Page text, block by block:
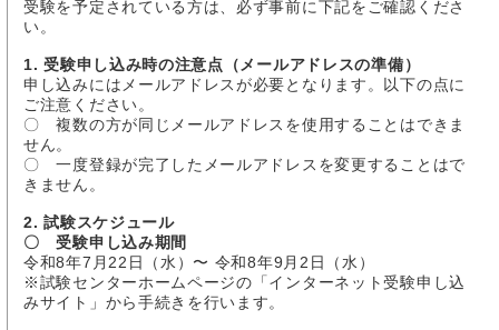
受験を予定されている方は、必ず事前に下記をご確認くださ
い。
1. 受験申し込み時の注意点（メールアドレスの準備）
申し込みにはメールアドレスが必要となります。以下の点に
ご注意ください。
〇 複数の方が同じメールアドレスを使用することはできま
せん。
〇 一度登録が完了したメールアドレスを変更することはで
きません。
2. 試験スケジュール
〇 受験申し込み期間
令和8年7月22日（水）〜 令和8年9月2日（水）
※試験センターホームページの「インターネット受験申し込
みサイト」から手続きを行います。